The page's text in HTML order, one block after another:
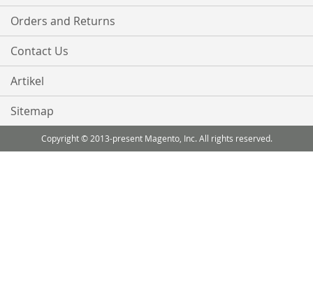
Orders and Returns
Contact Us
Artikel
Sitemap
Copyright © 2013-present Magento, Inc. All rights reserved.